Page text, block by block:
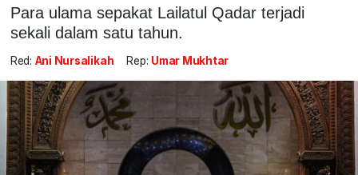
Para ulama sepakat Lailatul Qadar terjadi
sekali dalam satu tahun.
Red: Ani Nursalikah Rep: Umar Mukhtar